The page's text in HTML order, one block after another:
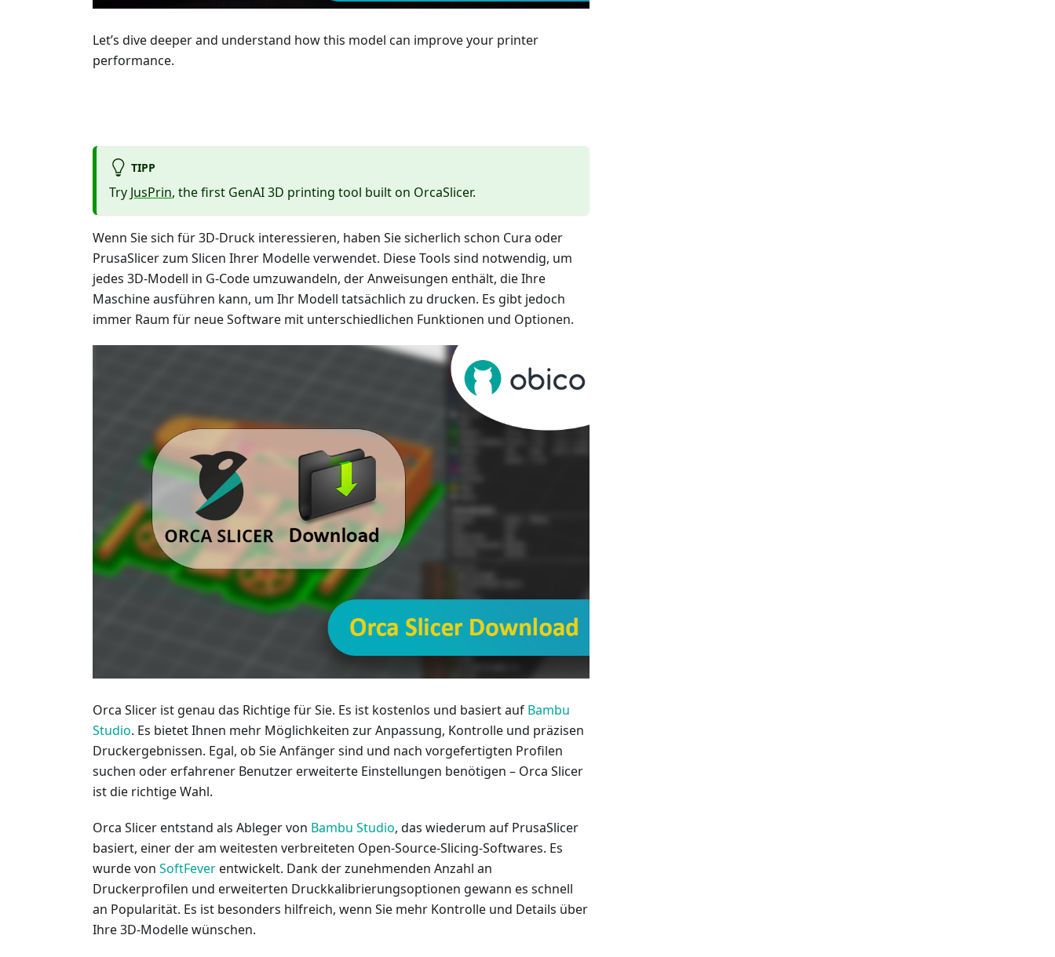
Let’s dive deeper and understand how this model can improve your printer
performance.
TIPP
Try JusPrin, the first GenAI 3D printing tool built on OrcaSlicer.
Wenn Sie sich für 3D-Druck interessieren, haben Sie sicherlich schon Cura oder
PrusaSlicer zum Slicen Ihrer Modelle verwendet. Diese Tools sind notwendig, um
jedes 3D-Modell in G-Code umzuwandeln, der Anweisungen enthält, die Ihre
Maschine ausführen kann, um Ihr Modell tatsächlich zu drucken. Es gibt jedoch
immer Raum für neue Software mit unterschiedlichen Funktionen und Optionen.
Orca Slicer ist genau das Richtige für Sie. Es ist kostenlos und basiert auf Bambu
Studio. Es bietet Ihnen mehr Möglichkeiten zur Anpassung, Kontrolle und präzisen
Druckergebnissen. Egal, ob Sie Anfänger sind und nach vorgefertigten Profilen
suchen oder erfahrener Benutzer erweiterte Einstellungen benötigen – Orca Slicer
ist die richtige Wahl.
Orca Slicer entstand als Ableger von Bambu Studio, das wiederum auf PrusaSlicer
basiert, einer der am weitesten verbreiteten Open-Source-Slicing-Softwares. Es
wurde von SoftFeverentwickelt. Dank der zunehmenden Anzahl an
Druckerprofilen und erweiterten Druckkalibrierungsoptionen gewann es schnell
an Popularität. Es ist besonders hilfreich, wenn Sie mehr Kontrolle und Details über
Ihre 3D-Modelle wünschen.